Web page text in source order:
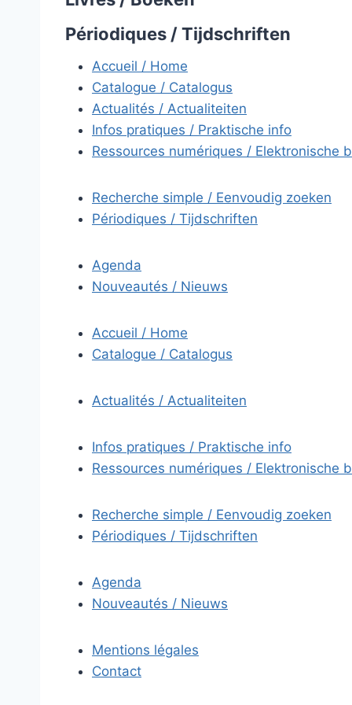
Périodiques / Tijdschriften
Accueil / Home
Catalogue / Catalogus
Actualités / Actualiteiten
Infos pratiques / Praktische info
Ressources numériques / Elektronische
Recherche simple / Eenvoudig zoeken
Périodiques / Tijdschriften
Agenda
Nouveautés / Nieuws
Accueil / Home
Catalogue / Catalogus
Actualités / Actualiteiten
Infos pratiques / Praktische info
Ressources numériques / Elektronische
Recherche simple / Eenvoudig zoeken
Périodiques / Tijdschriften
Agenda
Nouveautés / Nieuws
Mentions légales
Contact